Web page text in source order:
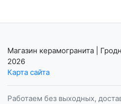
Магазин керамогранита |
2026
Карта сайта
Работаем без выходных,